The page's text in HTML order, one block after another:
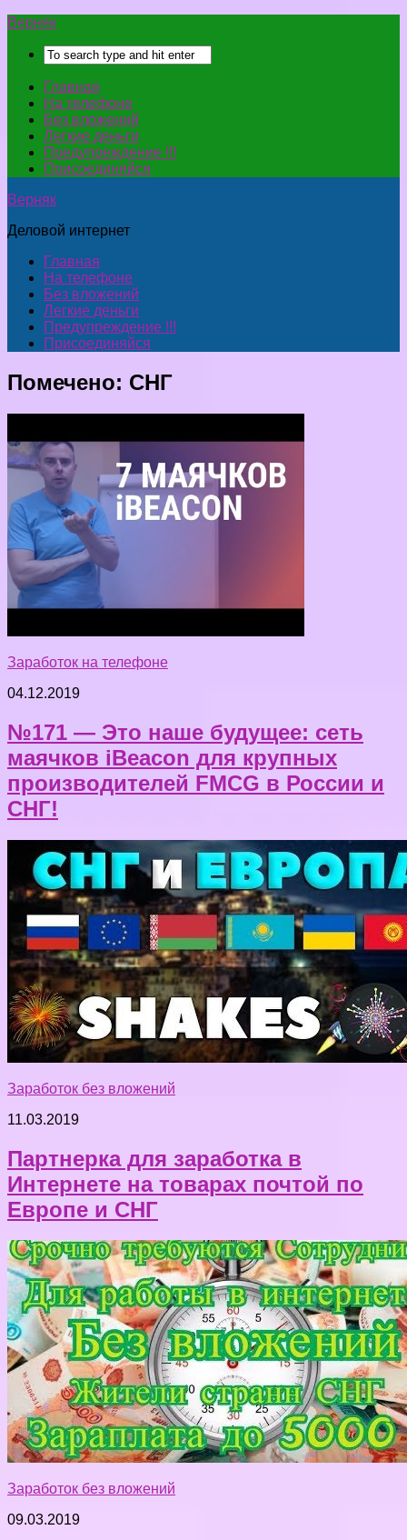
Верняк
Главная
На телефоне
Без вложений
Легкие деньги
Предупреждение !!!
Присоединяйся
Верняк
Деловой интернет
Главная
На телефоне
Без вложений
Легкие деньги
Предупреждение !!!
Присоединяйся
Помечено: СНГ
Заработок на телефоне
04.12.2019
№171 — Это наше будущее: сеть
маячков iBeacon для крупных
производителей FMCG в России и
СНГ!
Заработок без вложений
11.03.2019
Партнерка для заработка в
Интернете на товарах почтой по
Европе и СНГ
Заработок без вложений
09.03.2019